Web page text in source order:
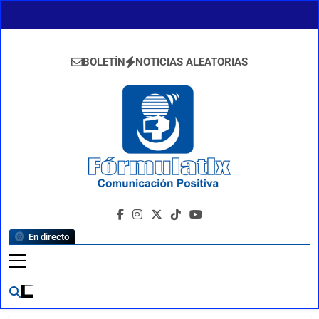
BOLETÍN NOTICIAS ALEATORIAS
En directo
FormulaTlx
Comunicación Positiva